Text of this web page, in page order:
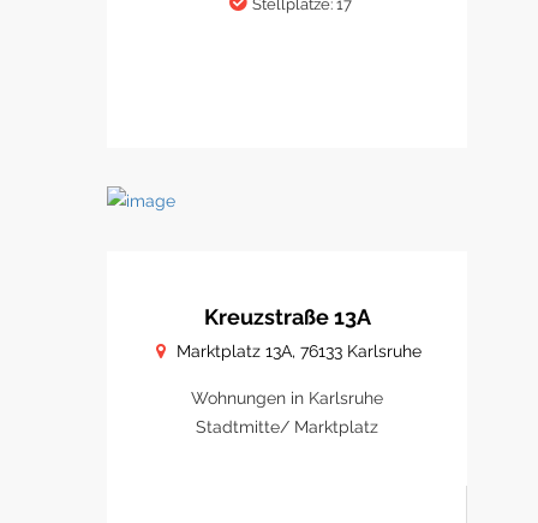
Stellplätze: 17
Kreuzstraße 13A
Marktplatz 13A, 76133 Karlsruhe
Wohnungen in Karlsruhe
Stadtmitte/ Marktplatz